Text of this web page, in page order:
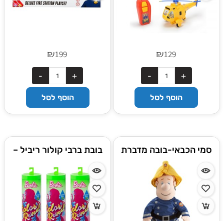
₪129
הוסף לסל
₪199
הוסף לסל
סמי הכבאי-בובה מדברת
עברית "12
בובת ברבי קולור ריביל –